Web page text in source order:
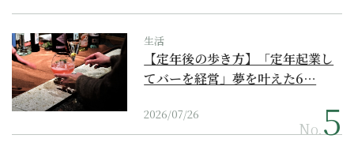
生活
【定年後の歩き方】「定年起業し
てバーを経営」夢を叶えた6…
2026/07/26
No.